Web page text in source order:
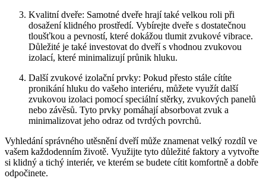
Kvalitní dveře: Samotné dveře hrají také velkou roli ‌při‍
dosažení klidného prostředí. Vybírejte dveře s dostatečnou
tloušťkou a pevností, které dokážou tlumit zvukové vibrace.
Důležité je také investovat ⁣do dveří ‌s vhodnou ‌zvukovou
izolací, které minimalizují průnik hluku.
Další ‍zvukové izolační prvky: Pokud ‌přesto stále cítíte
pronikání hluku do vašeho interiéru, můžete využít⁣ další‌
zvukovou izolaci pomocí speciální stěrky, zvukových⁣ panelů
nebo ⁤závěsů. Tyto prvky pomáhají absorbovat zvuk a
minimalizovat jeho odraz od tvrdých povrchů.
Vyhledání ​správného utěsnění dveří může znamenat velký rozdíl ve
vašem každodenním životě. Využijte tyto důležité faktory a vytvořte
‍si klidný a tichý ‌interiér, ve kterém se budete cítit komfortně a dobře
odpočinete.